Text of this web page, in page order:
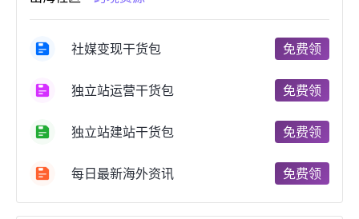
跨境电商商品个人跨境电商跨境电商案例
郑州跨境电商跨境电商趋势
跨境电商费用美国跨境电商
天津跨境电商东南亚跨境电商
跨境电商b2b阿里巴巴跨境电商
社媒变现干货包 免费领
独立站运营干货包 免费领
独立站建站干货包 免费领
每日最新海外资讯 免费领